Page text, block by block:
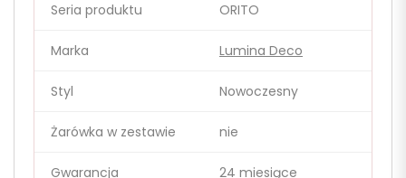
Seria produktu ORITO
Marka Lumina Deco
Styl Nowoczesny
Żarówka w zestawie nie
Gwarancja 24 miesiące